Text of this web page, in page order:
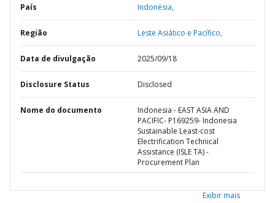
País Indonésia,
Região Leste Asiático e Pacífico,
Data de divulgação 2025/09/18
Disclosure Status Disclosed
Nome do documento
Indonesia - EAST ASIA AND
PACIFIC- P169259- Indonesia
Sustainable Least-cost
Electrification Technical
Assistance (ISLE TA) -
Procurement Plan
Exibir mais